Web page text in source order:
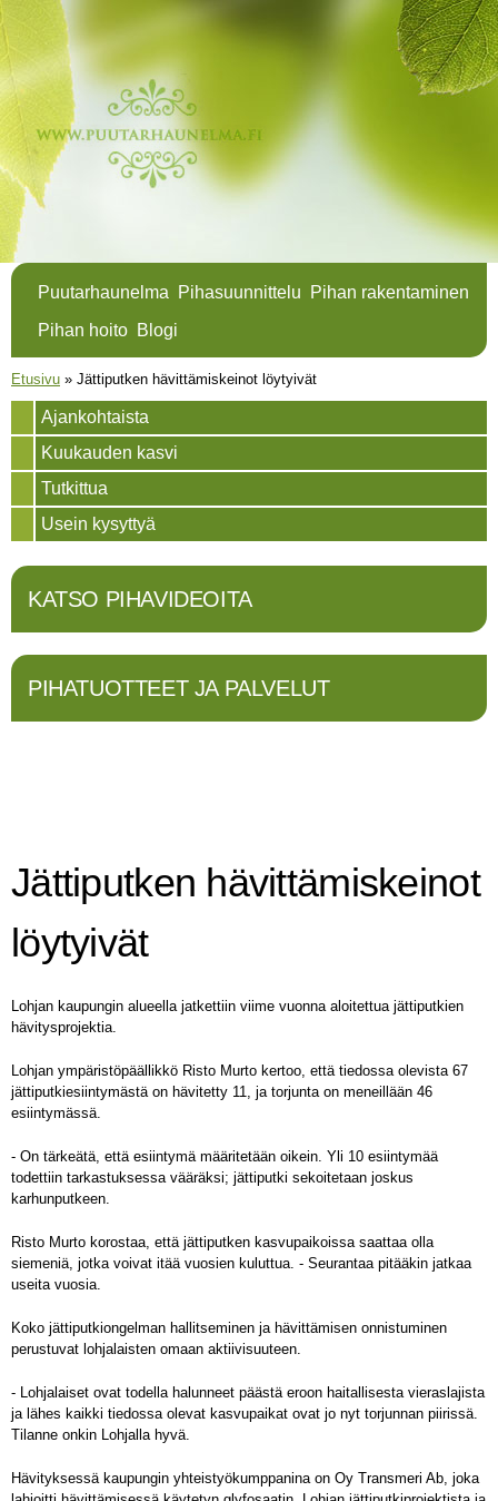
Puutarhaunelma Pihasuunnittelu
Pihan rakentaminen
Pihan hoito Blogi
Olet täällä
Etusivu » Jättiputken hävittämiskeinot löytyivät
Ajankohtaista
Kuukauden kasvi
Tutkittua
Usein kysyttyä
KATSO PIHAVIDEOITA
PIHATUOTTEET JA PALVELUT
Jättiputken hävittämiskeinot
löytyivät
Lohjan kaupungin alueella jatkettiin viime vuonna aloitettua jättiputkien
hävitysprojektia.
Lohjan ympäristöpäällikkö Risto Murto kertoo, että tiedossa olevista 67
jättiputkiesiintymästä on hävitetty 11, ja torjunta on meneillään 46
esiintymässä.
- On tärkeätä, että esiintymä määritetään oikein. Yli 10 esiintymää
todettiin tarkastuksessa vääräksi; jättiputki sekoitetaan joskus
karhunputkeen.
Risto Murto korostaa, että jättiputken kasvupaikoissa saattaa olla
siemeniä, jotka voivat itää vuosien kuluttua. - Seurantaa pitääkin jatkaa
useita vuosia.
Koko jättiputkiongelman hallitseminen ja hävittämisen onnistuminen
perustuvat lohjalaisten omaan aktiivisuuteen.
- Lohjalaiset ovat todella halunneet päästä eroon haitallisesta vieraslajista
ja lähes kaikki tiedossa olevat kasvupaikat ovat jo nyt torjunnan piirissä.
Tilanne onkin Lohjalla hyvä.
Hävityksessä kaupungin yhteistyökumppanina on Oy Transmeri Ab, joka